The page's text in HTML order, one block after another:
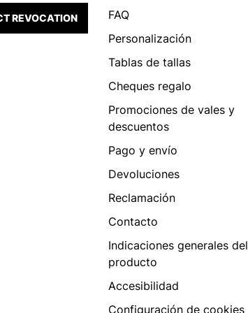
REVOCATION
FAQ
Personalización
Tablas de tallas
Cheques regalo
Promociones de vales y
descuentos
Pago y envío
Devoluciones
Reclamación
Contacto
Indicaciones generales del
producto
Accesibilidad
Configuración de cookies